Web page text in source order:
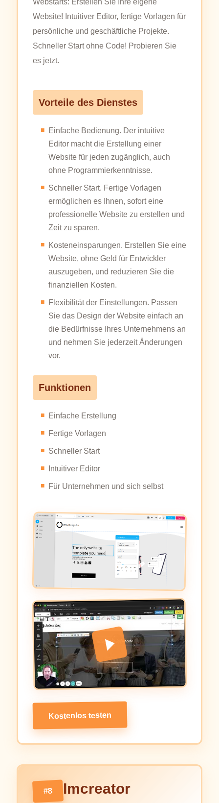
Website! Intuitiver Editor, fertige Vorlagen für
persönliche und geschäftliche Projekte.
Schneller Start ohne Code! Probieren Sie
es jetzt.
Vorteile des Dienstes
Einfache Bedienung. Der intuitive
Editor macht die Erstellung einer
Website für jeden zugänglich, auch
ohne Programmierkenntnisse.
Schneller Start. Fertige Vorlagen
ermöglichen es Ihnen, sofort eine
professionelle Website zu erstellen und
Zeit zu sparen.
Kosteneinsparungen. Erstellen Sie eine
Website, ohne Geld für Entwickler
auszugeben, und reduzieren Sie die
finanziellen Kosten.
Flexibilität der Einstellungen. Passen
Sie das Design der Website einfach an
die Bedürfnisse Ihres Unternehmens an
und nehmen Sie jederzeit Änderungen
vor.
Funktionen
Einfache Erstellung
Fertige Vorlagen
Schneller Start
Intuitiver Editor
Für Unternehmen und sich selbst
Kostenlos testen
#8 Imcreator